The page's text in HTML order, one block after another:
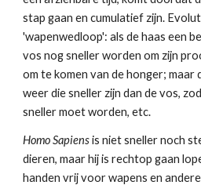
stap gaan en cumulatief zijn.
'wapenwedloop': als de haas een
vos nog sneller worden om zijn
om te komen van de honger; maar
weer die sneller zijn dan de vos,
sneller moet worden, etc.
Homo Sapiens is niet sneller noch
dieren, maar hij is rechtop gaan
handen vrij voor wapens en